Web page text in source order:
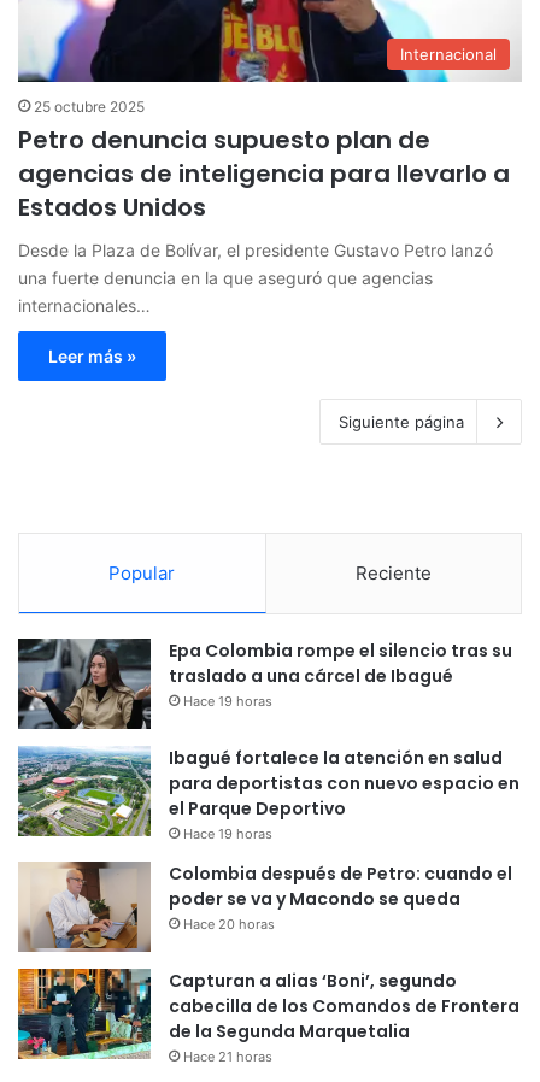
Internacional
25 octubre 2025
Petro denuncia supuesto plan de
agencias de inteligencia para llevarlo a
Estados Unidos
Desde la Plaza de Bolívar, el presidente Gustavo Petro lanzó
una fuerte denuncia en la que aseguró que agencias
internacionales…
Leer más »
Siguiente página
Popular Reciente
Epa Colombia rompe el silencio tras su
traslado a una cárcel de Ibagué
Hace 19 horas
Ibagué fortalece la atención en salud
para deportistas con nuevo espacio en
el Parque Deportivo
Hace 19 horas
Colombia después de Petro: cuando el
poder se va y Macondo se queda
Hace 20 horas
Capturan a alias ‘Boni’, segundo
cabecilla de los Comandos de Frontera
de la Segunda Marquetalia
Hace 21 horas